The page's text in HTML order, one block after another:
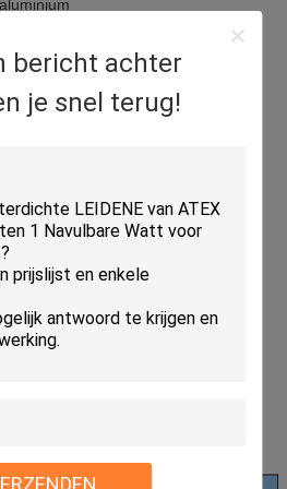
bericht achter
je snel terug!
poeder
geschatte leven
(CP)
(OP)